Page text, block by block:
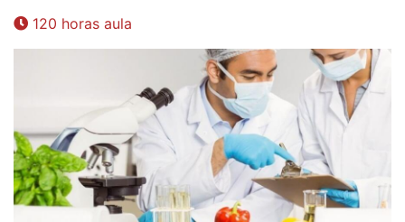
120 horas aula